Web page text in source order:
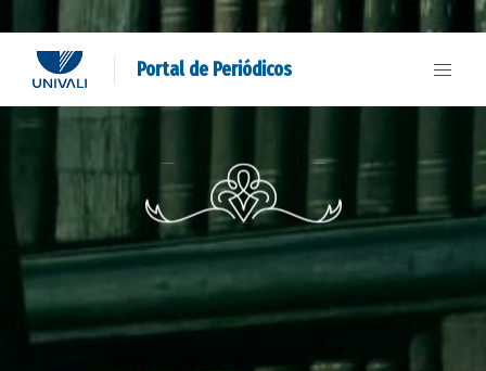
Portal de Periódicos